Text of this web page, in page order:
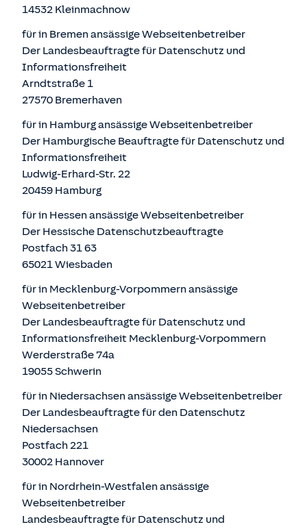
14532 Kleinmachnow
für in Bremen ansässige Webseitenbetreiber
Der Landesbeauftragte für Datenschutz und
Informationsfreiheit
Arndtstraße 1
27570 Bremerhaven
für in Hamburg ansässige Webseitenbetreiber
Der Hamburgische Beauftragte für Datenschutz und
Informationsfreiheit
Ludwig-Erhard-Str. 22
20459 Hamburg
für in Hessen ansässige Webseitenbetreiber
Der Hessische Datenschutzbeauftragte
Postfach 31 63
65021 Wiesbaden
für in Mecklenburg-Vorpommern ansässige
Webseitenbetreiber
Der Landesbeauftragte für Datenschutz und
Informationsfreiheit Mecklenburg-Vorpommern
Werderstraße 74a
19055 Schwerin
für in Niedersachsen ansässige Webseitenbetreiber
Der Landesbeauftragte für den Datenschutz
Niedersachsen
Postfach 221
30002 Hannover
für in Nordrhein-Westfalen ansässige
Webseitenbetreiber
Landesbeauftragte für Datenschutz und